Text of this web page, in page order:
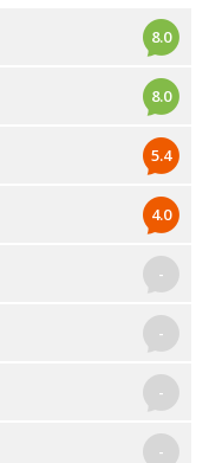
8.0
8.0
5.4
4.0
-
-
-
-